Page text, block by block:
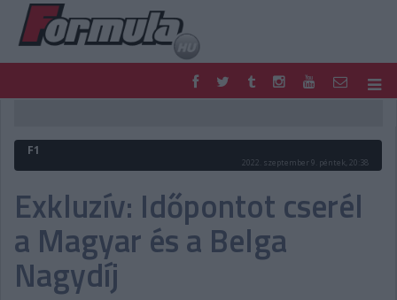
FORMULA
MOTOR
HAZAI
PODCAST
SHOP
TIPPJÁTÉK
DIGITÁLIS MAGAZIN
PONTÁLLÁSOK
VERSENYNAPTÁRAK
F1
2022. szeptember 9. péntek, 20:38
Exkluzív: Időpontot cserél
a Magyar és a Belga
Nagydíj